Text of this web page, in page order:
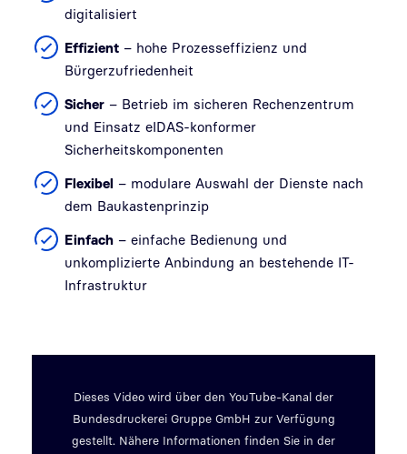
digitalisiert
Effizient – hohe Prozesseffizienz und
Bürgerzufriedenheit
Sicher – Betrieb im sicheren Rechenzentrum
und Einsatz eIDAS-konformer
Sicherheitskomponenten
Flexibel – modulare Auswahl der Dienste nach
dem Baukastenprinzip
Einfach – einfache Bedienung und
unkomplizierte Anbindung an bestehende IT-
Infrastruktur
Dieses Video wird über den YouTube-Kanal der
Bundesdruckerei Gruppe GmbH zur Verfügung
gestellt. Nähere Informationen finden Sie in der